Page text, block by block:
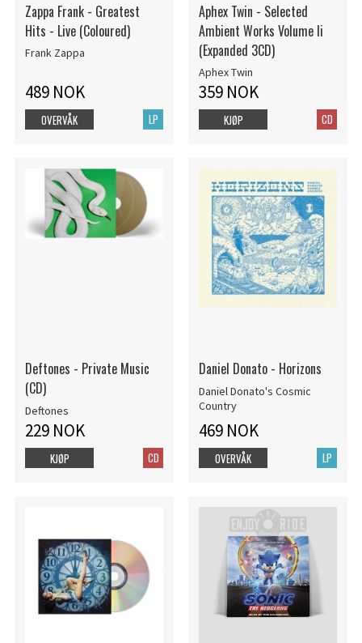
Zappa Frank - Greatest
Hits - Live (Coloured)
Frank Zappa
489 NOK
LP
OVERVÅK
Aphex Twin - Selected
Ambient Works Volume Ii
(Expanded 3CD)
Aphex Twin
359 NOK
CD
KJØP
Deftones - Private Music
(CD)
Deftones
229 NOK
CD
KJØP
Daniel Donato - Horizons
Daniel Donato's Cosmic
Country
469 NOK
LP
OVERVÅK